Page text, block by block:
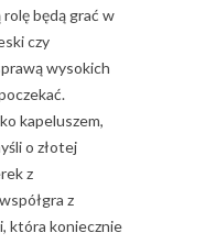
rolę będą grać w
czy
wysokich
kapeluszem,
o złotej
z
z
która koniecznie